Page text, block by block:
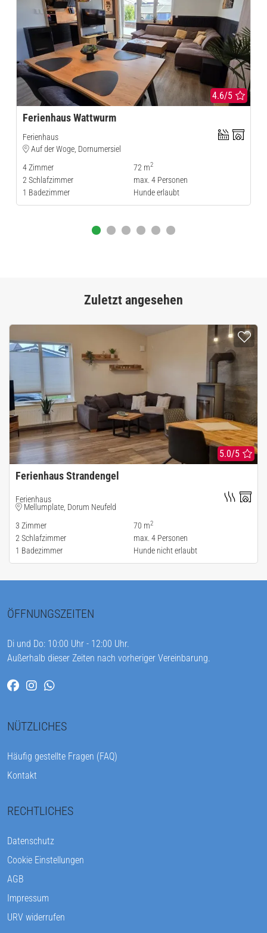
4.6/5
Ferienhaus Wattwurm
Ferienhaus
Auf der Woge, Dornumersiel
4Zimmer
2 Schlafzimmer
1 Badezimmer
72 m2
max. 4 Personen
Hunde erlaubt
Zuletzt angesehen
5.0/5
Ferienhaus Strandengel
Ferienhaus
Mellumplate, Dorum Neufeld
3 Zimmer
2 Schlafzimmer
1 Badezimmer
70 m2
max. 4 Personen
Hunde nicht erlaubt
ÖFFNUNGSZEITEN
Di und Do: 10:00 Uhr - 12:00 Uhr.
Außerhalb dieser Zeiten nach vorheriger Vereinbarung.
NÜTZLICHES
Häufig gestellte Fragen (FAQ)
Kontakt
RECHTLICHES
Datenschutz
Cookie Einstellungen
AGB
Impressum
URV widerrufen